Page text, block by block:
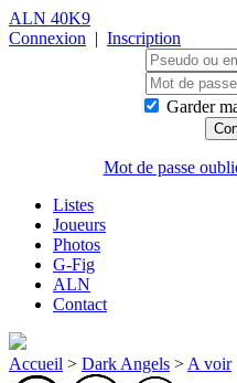
ALN 40K9
Connexion | Inscription
Garder
Mot de passe
Listes
Joueurs
Photos
G-Fig
ALN
Contact
Accueil > Dark Angels > A voir